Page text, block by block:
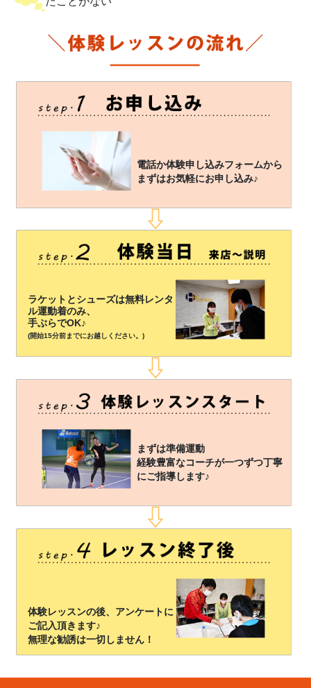
電話か体験申し込みフォームから
まずはお気軽にお申し込み♪
ラケットとシューズは無料レンタ
ル運動着のみ、
手ぶらでOK♪
(開始15分前までにお越しください。)
まずは準備運動
経験豊富なコーチが一つずつ丁寧
にご指導します♪
体験レッスンの後、アンケートに
ご記入頂きます♪
無理な勧誘は一切しません！